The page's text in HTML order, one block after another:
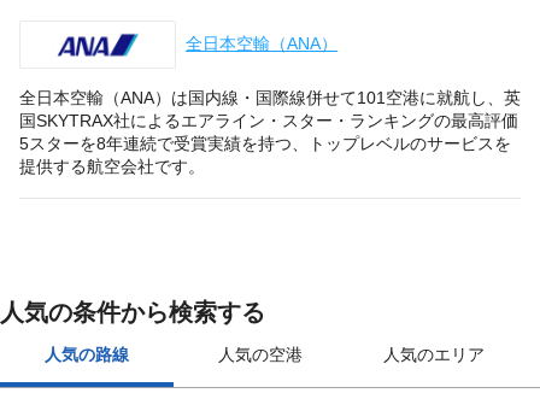
全日本空輸（ANA）
全日本空輸（ANA）は国内線・国際線併せて101空港に就航し、英
国SKYTRAX社によるエアライン・スター・ランキングの最高評価
5スターを8年連続で受賞実績を持つ、トップレベルのサービスを
提供する航空会社です。
人気の条件から検索する
人気の路線 人気の空港 人気のエリア